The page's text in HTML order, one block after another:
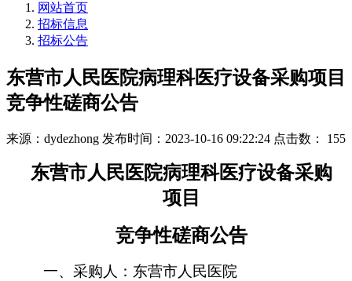
网站首页
招标信息
招标公告
东营市人民医院病理科医疗设备采购项目
竞争性磋商公告
来源：dydezhong 发布时间：2023-10-16 09:22:24 点击数： 155
东营市人民医院病理科医疗设备采购
项目
竞争性磋商公告
一、采购人： 东营市人民医院